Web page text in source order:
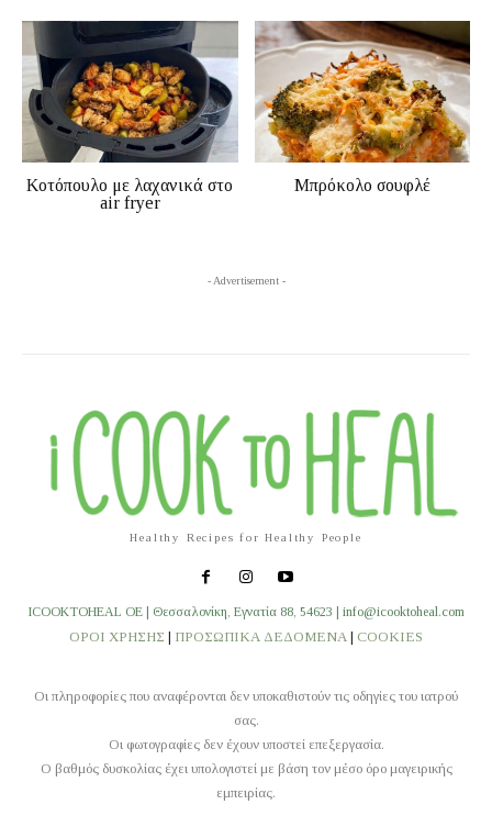
Κοτόπουλο με λαχανικά στο
air fryer
Μπρόκολο σουφλέ
- Advertisement -
Healthy Recipes for Healthy People
ICOOKTOHEAL OE | Θεσσαλονίκη, Εγνατία 88, 54623 | info@icooktoheal.com
ΟΡΟΙ ΧΡΗΣΗΣ | ΠΡΟΣΩΠΙΚΑ ΔΕΔΟΜΕΝΑ | COOKIES
Οι πληροφορίες που αναφέρονται δεν υποκαθιστούν τις οδηγίες του ιατρού
σας.
Οι φωτογραφίες δεν έχουν υποστεί επεξεργασία.
O βαθμός δυσκολίας έχει υπολογιστεί με βάση τον μέσο όρο μαγειρικής
εμπειρίας.